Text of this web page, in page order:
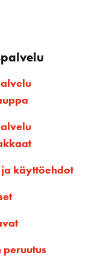
ja käyttöehdot
peruutus